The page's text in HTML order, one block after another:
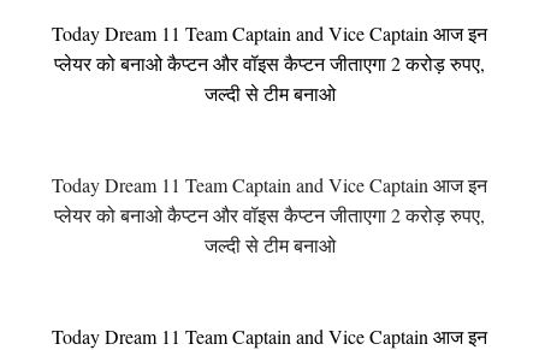
Today Dream 11 Team Captain and Vice Captain आज इन
प्लेयर को बनाओ कैप्टन और वॉइस कैप्टन जीताएगा 2 करोड़ रुपए,
जल्दी से टीम बनाओ
Today Dream 11 Team Captain and Vice Captain आज इन
प्लेयर को बनाओ कैप्टन और वॉइस कैप्टन जीताएगा 2 करोड़ रुपए,
जल्दी से टीम बनाओ
Today Dream 11 Team Captain and Vice Captain आज इन